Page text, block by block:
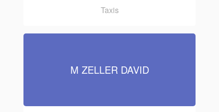
Taxis
M ZELLER DAVID